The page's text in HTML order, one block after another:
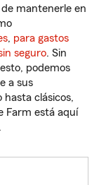
mantenerle en
, para gastos
seguro. Sin
podemos
a sus
hasta clásicos,
Farm está aquí